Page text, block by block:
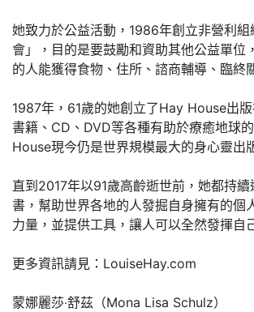
她致力於公益活動，1986年創立非營利組
會」，目的是要鼓勵和資助其他公益單位
的人能獲得食物、住所、諮商輔導、臨終
1987年，61歲的她創立了Hay House出
書籍、CD、DVD等各種有助於療癒地球
House現今仍是世界規模最大的身心靈出
直到2017年以91歲高齡逝世前，她都持續
書，幫助世界各地的人發掘自身擁有的個
力量，並提供工具，讓人可以全然發揮自
更多資訊請見：LouiseHay.com
蒙娜麗莎‧舒茲（Mona Lisa Schulz）